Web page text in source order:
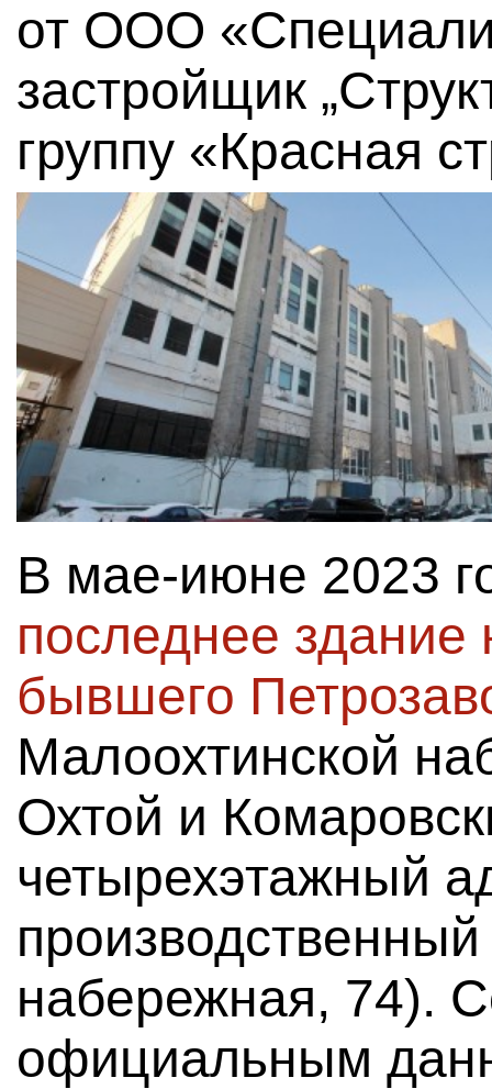
от ООО
застройщик
группу «Красная
В мае-июне 2023
последнее здание
бывшего
Малоохтинской
Охтой и
четырехэтажный
набережная, 74).
официальным